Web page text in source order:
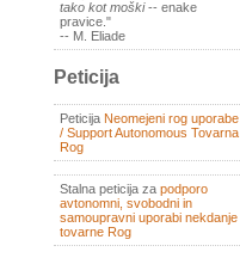
tako kot moški-- enake
pravice."
-- M. Eliade
Peticija
Peticija Neomejeni rog uporabe
/ Support Autonomous Tovarna
Rog
Stalna peticija za podporo
avtonomni, svobodni in
samoupravni uporabi nekdanje
tovarne Rog